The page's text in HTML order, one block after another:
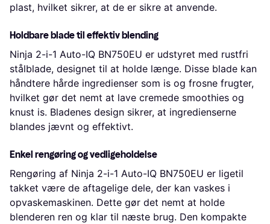
plast, hvilket sikrer, at de er sikre at anvende.
Holdbare blade til effektiv blending
Ninja 2-i-1 Auto-IQ BN750EU er udstyret med rustfri
stålblade, designet til at holde længe. Disse blade kan
håndtere hårde ingredienser som is og frosne frugter,
hvilket gør det nemt at lave cremede smoothies og
knust is. Bladenes design sikrer, at ingredienserne
blandes jævnt og effektivt.
Enkel rengøring og vedligeholdelse
Rengøring af Ninja 2-i-1 Auto-IQ BN750EU er ligetil
takket være de aftagelige dele, der kan vaskes i
opvaskemaskinen. Dette gør det nemt at holde
blenderen ren og klar til næste brug. Den kompakte